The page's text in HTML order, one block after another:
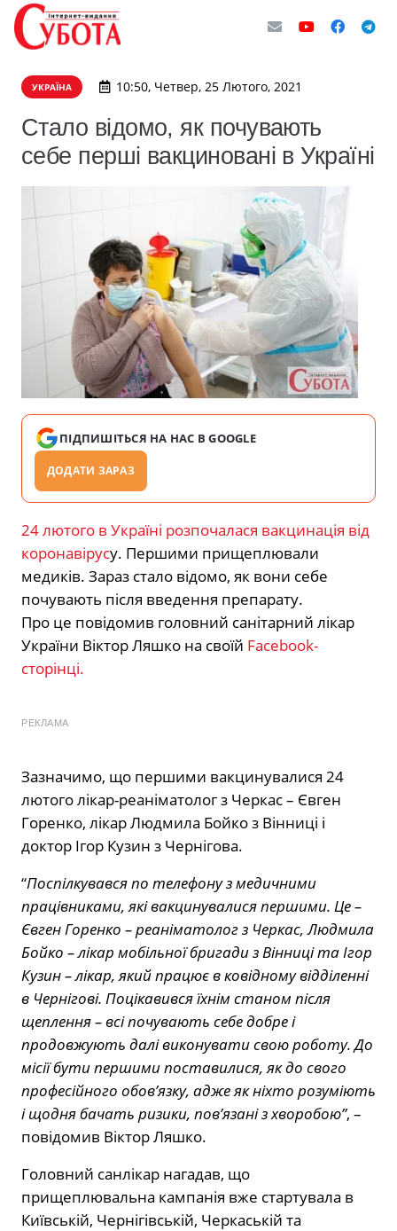
УКРАЇНА 10:50, Четвер, 25 Лютого, 2021
Стало відомо, як почувають
себе перші вакциновані в Україні
ПІДПИШІТЬСЯ НА НАС В GOOGLE
ДОДАТИ ЗАРАЗ
24 лютого в Україні розпочалася вакцинація від
коронавірусу. Першими прищеплювали
медиків. Зараз стало відомо, як вони себе
почувають після введення препарату.
Про це повідомив головний санітарний лікар
України Віктор Ляшко на своїй Facebook-
сторінці.
РЕКЛАМА
Зазначимо, що першими вакцинувалися 24
лютого лікар-реаніматолог з Черкас – Євген
Горенко, лікар Людмила Бойко з Вінниці і
доктор Ігор Кузин з Чернігова.
“Поспілкувався по телефону з медичними
працівниками, які вакцинувалися першими. Це –
Євген Горенко – реаніматолог з Черкас, Людмила
Бойко – лікар мобільної бригади з Вінниці та Ігор
Кузин – лікар, який працює в ковідному відділенні
в Чернігові. Поцікавився їхнім станом після
щеплення – всі почувають себе добре і
продовжують далі виконувати свою роботу. До
місії бути першими поставилися, як до свого
професійного обов’язку, адже як ніхто розуміють
і щодня бачать ризики, пов’язані з хворобою”, –
повідомив Віктор Ляшко.
Головний санлікар нагадав, що
прищеплювальна кампанія вже стартувала в
Київській, Чернігівській, Черкаській та